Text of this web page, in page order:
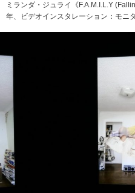
ミランダ・ジュライ《F.A.M.I.L.Y
年、ビデオインスタレーション：モニ